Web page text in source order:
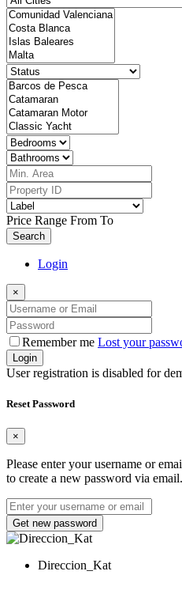
Price Range From To
Search
Login
×
Remember me Lost your
Login
User registration is disabled for
Reset Password
×
Please enter your username or
to create a new password via email.
Get new password
Direccion_Kat